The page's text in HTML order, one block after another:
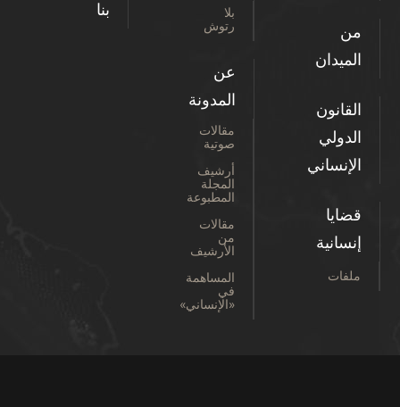
من
الميدان
القانون
الدولي
الإنساني
قضايا
إنسانية
ملفات
بلا
رتوش
عن
المدونة
مقالات
صوتية
أرشيف
المجلة
المطبوعة
مقالات
من
الأرشيف
المساهمة
في
«الإنساني»
بنا